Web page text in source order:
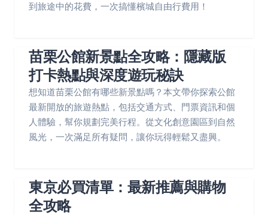
到旅途中的花費，一次搞懂檳城自由行費用！
苗栗公館新景點全攻略：隱藏版
打卡熱點與深度遊玩秘訣
想知道苗栗公館有哪些新景點嗎？本文帶你探索公館
最新開放的旅遊熱點，包括交通方式、門票資訊和個
人體驗，幫你規劃完美行程。從文化創意園區到自然
風光，一次滿足所有疑問，讓你玩得輕鬆又盡興。
東京必買清單：最新推薦與購物
全攻略